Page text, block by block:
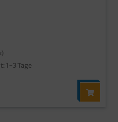
in bis zu 2 Lagen, je nach
Verpackung
ab einer Auflage
bedruckbar fragen Sie
1-3 Tage